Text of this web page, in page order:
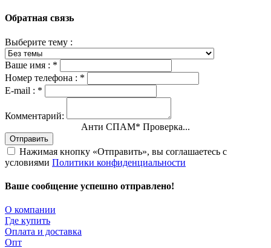
Обратная связь
Выберите тему :
Ваше имя : *
Номер телефона : *
E-mail : *
Комментарий:
Анти СПАМ* Проверка...
Отправить
Нажимая кнопку «Отправить», вы соглашаетесь с
условиями Политики конфиденциальности
Ваше сообщение успешно отправлено!
О компании
Где купить
Оплата и доставка
Опт